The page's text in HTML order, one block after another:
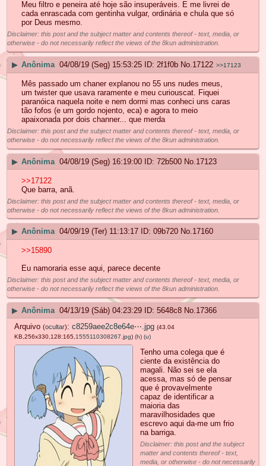
Meu filtro e peneira até hoje são insuperáveis. E me livrei de
cada enrascada com gentinha vulgar, ordinária e chula que só
por Deus mesmo.
Disclaimer: this post and the subject matter and contents thereof - text, media, or
otherwise - do not necessarily reflect the views of the 8kun administration.
▶ Anônima 04/08/19 (Seg) 15:53:25 2f1f0b No. 17122 >>17123
Mês passado um chaner explanou no 55 uns nudes meus,
um twister que usava raramente e meu curiouscat. Fiquei
paranóica naquela noite e nem dormi mas conheci uns caras
tão fofos (e um gordo nojento, eca) e agora to meio
apaixonada por dois channer... que merda
Disclaimer: this post and the subject matter and contents thereof - text, media, or
otherwise - do not necessarily reflect the views of the 8kun administration.
▶ Anônima 04/08/19 (Seg) 16:19:00 72b500 No. 17123
>>17122
Que barra, anã.
Disclaimer: this post and the subject matter and contents thereof - text, media, or
otherwise - do not necessarily reflect the views of the 8kun administration.
▶ Anônima 04/09/19 (Ter) 11:13:17 09b720 No.17160
>>15890
Eu namoraria esse aqui, parece decente
Disclaimer: this post and the subject matter and contents thereof - text, media, or
otherwise - do not necessarily reflect the views of the 8kun administration.
▶ Anônima 04/13/19 (Sáb) 04:23:29 5648c8 No.17366
Arquivo (ocultar): c8259aee2c8e64e⋯.jpg (43.04
KB,256x330,128:165, 1555110308267.jpg) (h) (u)
Tenho uma colega que é
ciente da existência do
magali. Não sei se ela
acessa, mas só de pensar
que é provavelmente
capaz de identificar a
maioria das
maravilhosidades que
escrevo aqui da-me um frio
na barriga.
Disclaimer: this post and the subject
matter and contents thereof - text,
media, or otherwise - do not necessarily